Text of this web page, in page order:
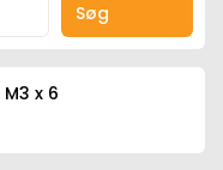
Søg
x 6